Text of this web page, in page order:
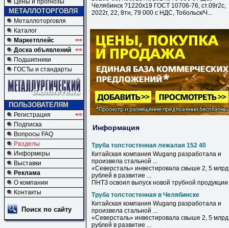
Цены и прогнозы
МЕТАЛЛОТОРГОВЛЯ
Металлоторговля
Каталог
Маркетплейс
<<
Доска объявлений <<
Подшипники
ГОСТы и стандарты
ПОЛЬЗОВАТЕЛЯМ
Регистрация
<<
Подписка
Вопросы FAQ
Разделы
Информеры
Выставки
Реклама
О компании
Контакты
Поиск по сайту
Челябинск ?1220х19 ГОСТ 10706-76, ст.09г2с,
2022г, 22, 8тн, 79 000 с НДC, Тобольск/Ч...
Информация
Труба толстостенная лежалая 152 40
Китайская компания Wugang разработала и
произвела стальной ...
«Северсталь» инвестировала свыше 2, 5 млрд
рублей в развитие ...
ПНТЗ освоил выпуск новой трубной продукции
Труба толстостенная в Челябинске
Китайская компания Wugang разработала и
произвела стальной ...
«Северсталь» инвестировала свыше 2, 5 млрд
рублей в развитие ...